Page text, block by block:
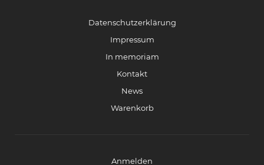
Datenschutzerklärung
Impressum
In memoriam
Kontakt
News
Warenkorb
Anmelden